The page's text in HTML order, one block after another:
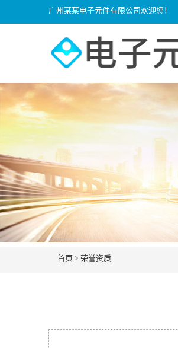
广州某某电子元件有限公司欢迎您！
首页 > 荣誉资质